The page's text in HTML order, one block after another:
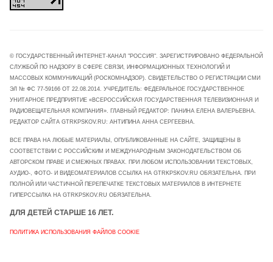
© ГОСУДАРСТВЕННЫЙ ИНТЕРНЕТ-КАНАЛ "РОССИЯ". ЗАРЕГИСТРИРОВАНО ФЕДЕРАЛЬНОЙ
СЛУЖБОЙ ПО НАДЗОРУ В СФЕРЕ СВЯЗИ, ИНФОРМАЦИОННЫХ ТЕХНОЛОГИЙ И
МАССОВЫХ КОММУНИКАЦИЙ (РОСКОМНАДЗОР). СВИДЕТЕЛЬСТВО О РЕГИСТРАЦИИ СМИ
ЭЛ № ФС 77-59166 ОТ 22.08.2014. УЧРЕДИТЕЛЬ: ФЕДЕРАЛЬНОЕ ГОСУДАРСТВЕННОЕ
УНИТАРНОЕ ПРЕДПРИЯТИЕ «ВСЕРОССИЙСКАЯ ГОСУДАРСТВЕННАЯ ТЕЛЕВИЗИОННАЯ И
РАДИОВЕЩАТЕЛЬНАЯ КОМПАНИЯ». ГЛАВНЫЙ РЕДАКТОР: ПАНИНА ЕЛЕНА ВАЛЕРЬЕВНА.
РЕДАКТОР САЙТА GTRKPSKOV.RU: АНТИПИНА АННА СЕРГЕЕВНА.
ВСЕ ПРАВА НА ЛЮБЫЕ МАТЕРИАЛЫ, ОПУБЛИКОВАННЫЕ НА САЙТЕ, ЗАЩИЩЕНЫ В
СООТВЕТСТВИИ С РОССИЙСКИМ И МЕЖДУНАРОДНЫМ ЗАКОНОДАТЕЛЬСТВОМ ОБ
АВТОРСКОМ ПРАВЕ И СМЕЖНЫХ ПРАВАХ. ПРИ ЛЮБОМ ИСПОЛЬЗОВАНИИ ТЕКСТОВЫХ,
АУДИО-, ФОТО- И ВИДЕОМАТЕРИАЛОВ ССЫЛКА НА GTRKPSKOV.RU ОБЯЗАТЕЛЬНА. ПРИ
ПОЛНОЙ ИЛИ ЧАСТИЧНОЙ ПЕРЕПЕЧАТКЕ ТЕКСТОВЫХ МАТЕРИАЛОВ В ИНТЕРНЕТЕ
ГИПЕРССЫЛКА НА GTRKPSKOV.RU ОБЯЗАТЕЛЬНА.
ДЛЯ ДЕТЕЙ СТАРШЕ 16 ЛЕТ.
ПОЛИТИКА ИСПОЛЬЗОВАНИЯ ФАЙЛОВ COOKIE